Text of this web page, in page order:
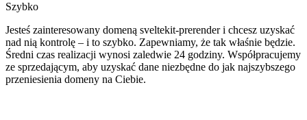
Szybko
Jesteś zainteresowany domeną sveltekit-prerender i chcesz uzyskać
nad nią kontrolę – i to szybko. Zapewniamy, że tak właśnie będzie.
Średni czas realizacji wynosi zaledwie 24 godziny. Współpracujemy
ze sprzedającym, aby uzyskać dane niezbędne do jak najszybszego
przeniesienia domeny na Ciebie.